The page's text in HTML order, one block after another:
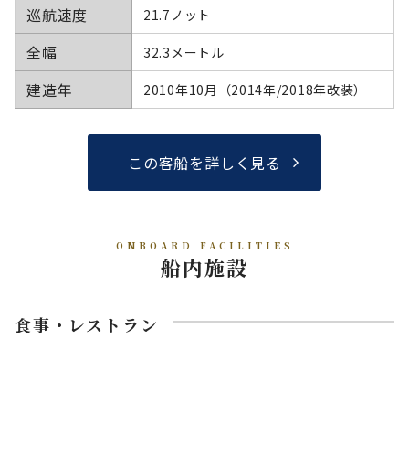
巡航速度 21.7ノット
全幅 32.3メートル
建造年 2010年10月（2014年/2018年改装）
この客船を詳しく見る
ONBOARD FACILITIES
船内施設
食事・レストラン